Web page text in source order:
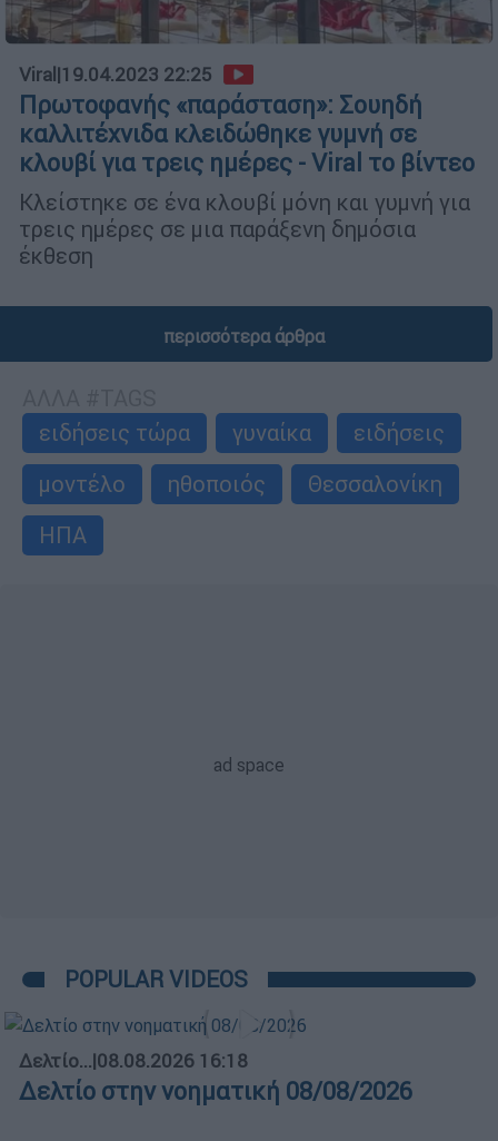
Viral |19.04.2023 22:25
Πρωτοφανής «παράσταση»: Σουηδή
καλλιτέχνιδα κλειδώθηκε γυμνή σε
κλουβί για τρεις ημέρες - Viral το βίντεο
Κλείστηκε σε ένα κλουβί μόνη και γυμνή για
τρεις ημέρες σε μια παράξενη δημόσια
έκθεση
περισσότερα άρθρα
ειδήσεις τώρα
γυναίκα
ειδήσεις
μοντέλο
ηθοποιός
Θεσσαλονίκη
ΗΠΑ
POPULAR VIDEOS
Δελτίο...|08.08.2026 16:18
Δελτίο στην νοηματική 08/08/2026